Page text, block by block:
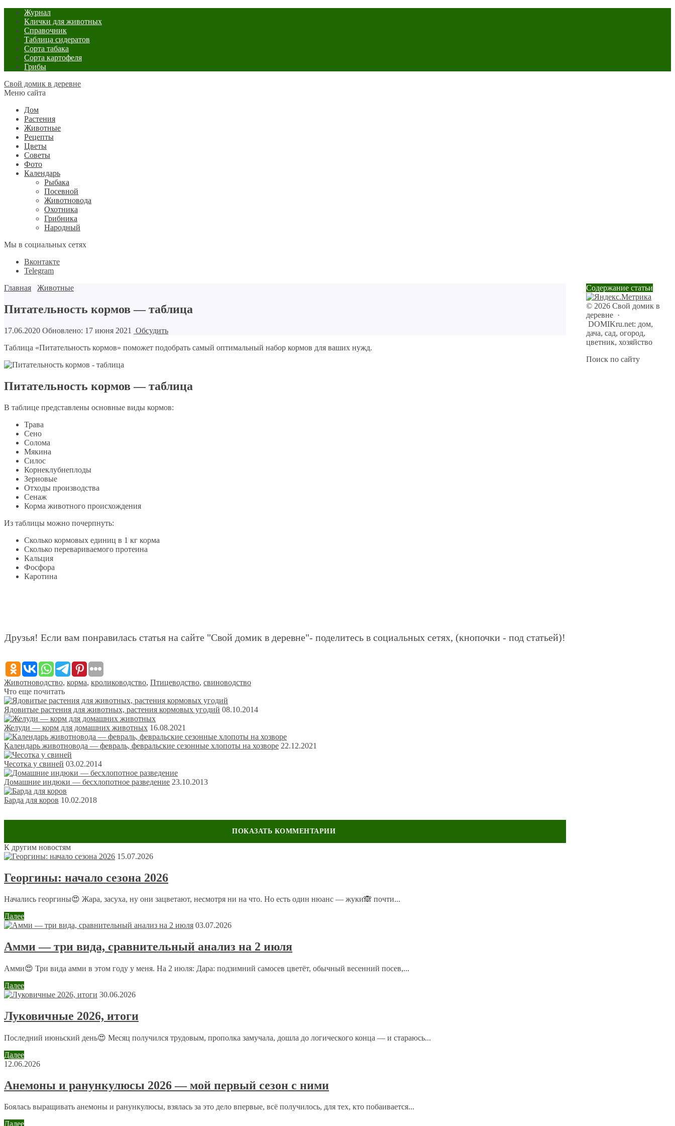
Журнал
Клички для животных
Справочник
Таблица сидератов
Сорта табака
Сорта картофеля
Грибы
Свой домик в деревне
Меню сайта
Дом
Растения
Животные
Рецепты
Цветы
Советы
Фото
Календарь
Рыбака
Посевной
Животновода
Охотника
Грибника
Народный
Мы в социальных сетях
Вконтакте
Telegram
Главная
Животные
Питательность кормов — таблица
17.06.2020 Обновлено: 17 июня 2021
Обсудить
Таблица «Питательность кормов» поможет подобрать самый оптимальный набор кормов для ваших нужд.
Питательность кормов — таблица
В таблице представлены основные виды кормов:
Трава
Сено
Солома
Мякина
Силос
Корнеклубнеплоды
Зерновые
Отходы производства
Сенаж
Корма животного происхождения
Из таблицы можно почерпнуть:
Сколько кормовых единиц в 1 кг корма
Сколько перевариваемого протеина
Кальция
Фосфора
Каротина
Друзья! Если вам понравилась статья на сайте "Свой домик в деревне"- поделитесь в социальных сетях, (кнопочки - под статьей)!
Животноводство, корма, кролиководство, Птицеводство, свиноводство
Что еще почитать
Ядовитые растения для животных, растения кормовых угодий 08.10.2014
Желуди — корм для домашних животных 16.08.2021
Календарь животновода — февраль, февральские сезонные хлопоты на хозворе 22.12.2021
Чесотка у свиней 03.02.2014
Домашние индюки — бесхлопотное разведение 23.10.2013
Барда для коров 10.02.2018
Оставить комментарий
Ваш адрес email не будет опубликован.
Обязательные поля помечены
Комментарий *
Email
Сайт
Отправляя сообщение, Вы разрешаете сбор и обработку персональных данных.Политика конфиденциальности.
К другим новостям
15.07.2026
Георгины: начало сезона 2026
Начались георгины😍 Жара, засуха, ну они зацветают, несмотря ни на что. Но есть один нюанс — жуки🙈 почти...
Далее
03.07.2026
Амми — три вида, сравнительный анализ на 2 июля
Амми😍 Три вида амми в этом году у меня. На 2 июля: Дара: подзимний самосев цветёт, обычный весенний посев,...
Далее
30.06.2026
Луковичные 2026, итоги
Последний июньский день😍 Месяц получился трудовым, прополка замучала, дошла до логического конца — и стараюсь...
Далее
12.06.2026
Анемоны и ранункулюсы 2026 — мой первый сезон с ними
Боялась выращивать анемоны и ранункулюсы, взялась за это дело впервые, всё получилось, для тех, кто побаивается...
Далее
Содержание статьи
© 2026 Свой домик в
деревне·
DOMIKru.net: дом,
дача, сад, огород,
цветник, хозяйство
Поиск по сайту